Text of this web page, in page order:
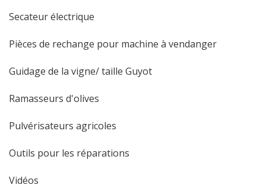
Secateur électrique
Pièces de rechange pour machine à vendanger
Guidage de la vigne/ taille Guyot
Ramasseurs d'olives
Pulvérisateurs agricoles
Outils pour les réparations
Vidéos